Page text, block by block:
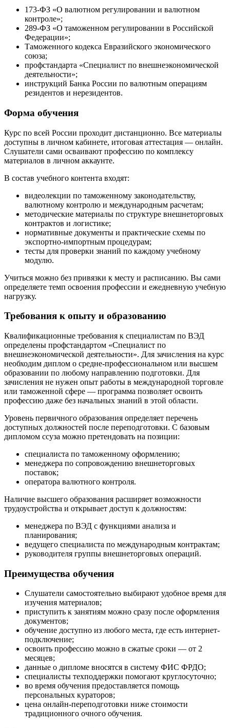
173-ФЗ «О валютном регулировании и валютном
контроле»;
289-ФЗ «О таможенном регулировании в Российской
Федерации»;
Таможенного кодекса Евразийского экономического
союза;
профстандарта «Специалист по внешнеэкономической
деятельности»;
инструкций Банка России по валютным операциям
резидентов и нерезидентов.
Форма обучения
Курс по всей России проходит дистанционно. Все материалы
доступны в личном кабинете, итоговая аттестация — онлайн.
Слушатели сами осваивают профессию по комплексу
материалов в личном аккаунте.
В состав учебного контента входят:
видеолекции по таможенному законодательству,
валютному контролю и международным расчетам;
методические материалы по структуре внешнеторговых
контрактов и логистике;
нормативные документы и практические схемы по
экспортно-импортным процедурам;
тесты для проверки знаний по каждому учебному
модулю.
Учиться можно без привязки к месту и расписанию. Вы сами
определяете темп освоения профессии и ежедневную учебную
нагрузку.
Требования к опыту и образованию
Квалификационные требования к специалистам по ВЭД
определены профстандартом «Специалист по
внешнеэкономической деятельности». Для зачисления на курс
необходим диплом о средне-профессиональном или высшем
образовании по любому направлению подготовки. Для
зачисления не нужен опыт работы в международной торговле
или таможенной сфере — программа позволяет освоить
профессию даже без начальных знаний в этой области.
Уровень первичного образования определяет перечень
доступных должностей после переподготовки. С базовым
дипломом ссуза можно претендовать на позиции:
специалиста по таможенному оформлению;
менеджера по сопровождению внешнеторговых
поставок;
оператора валютного контроля.
Наличие высшего образования расширяет возможности
трудоустройства и открывает доступ к должностям:
менеджера по ВЭД с функциями анализа и
планирования;
ведущего специалиста по международным контрактам;
руководителя группы внешнеторговых операций.
Преимущества обучения
Слушатели самостоятельно выбирают удобное время для
изучения материалов;
приступить к занятиям можно сразу после оформления
документов;
обучение доступно из любого места, где есть интернет-
подключение;
освоить профессию можно в сжатые сроки — от 2
месяцев;
данные о дипломе вносятся в систему ФИС ФРДО;
специалисты техподдержки помогают круглосуточно;
во время обучения предоставляется помощь
персональных кураторов;
цена онлайн-переподготовки ниже стоимости
традиционного очного обучения.